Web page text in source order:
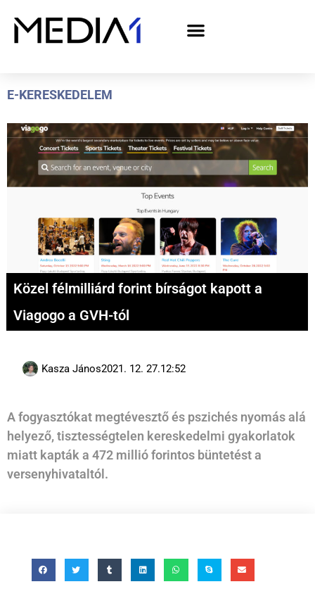
E-KERESKEDELEM
Közel félmilliárd forint bírságot kapott a
Viagogo a GVH-tól
Kasza János2021. 12. 27.12:52
A fogyasztókat megtévesztő és pszichés nyomás alá
helyező, tisztességtelen kereskedelmi gyakorlatok
miatt kapták a 472 millió forintos büntetést a
versenyhivataltól.